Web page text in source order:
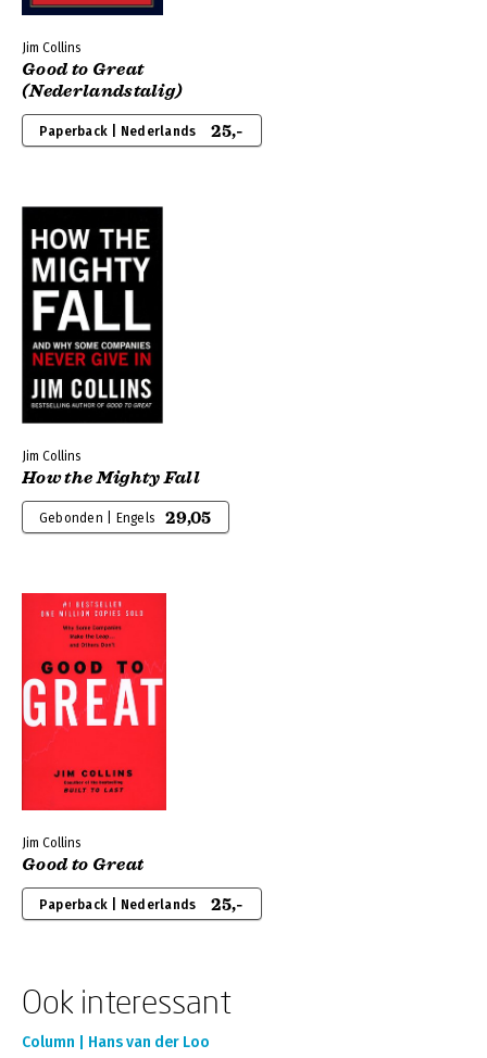
Jim Collins
Good to Great
(Nederlandstalig)
Paperback | Nederlands 25,-
Jim Collins
How the Mighty Fall
Gebonden | Engels 29,05
Jim Collins
Good to Great
Paperback | Nederlands 25,-
Ook interessant
Column | Hans van der Loo